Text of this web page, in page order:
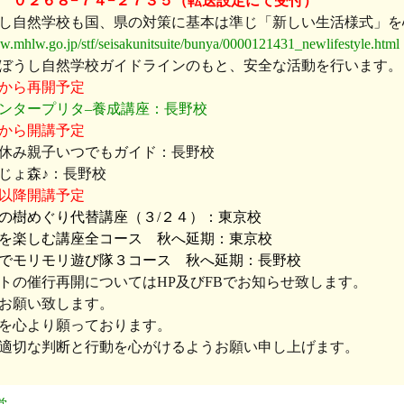
自然学校も国、県の対策に基本は準じ「新しい生活様式」を
stf/seisakunitsuite/bunya/0000121431_newlifestyle.html
うし自然学校ガイドラインのもと、安全な活動を行います。
ら再開予定
ープリタ–養成講座：長野校
ら開講予定
親子いつでもガイド：長野校
森♪：長野校
開講予定
ぐり代替講座（３/２４）：東京校
しむ講座全コース 秋へ延期：東京校
リモリ遊び隊３コース 秋へ延期：長野校
の催行再開についてはHP及びFBでお知らせ致します。
願い致します。
心より願っております。
切な判断と行動を心がけるようお願い申し上げます。